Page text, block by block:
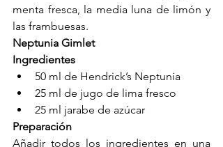
menta fresca, la media luna de limón y
las frambuesas.
Neptunia Gimlet
Ingredientes
50 ml de Hendrick’s Neptunia
25 ml de jugo de lima fresco
25 ml jarabe de azúcar
Preparación
Añadir todos los ingredientes en una